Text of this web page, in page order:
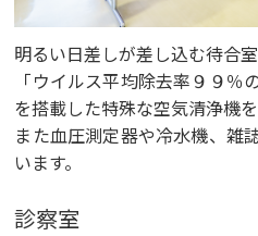
明るい日差しが差し込む待合室
「ウイルス平均除去率９９％
を搭載した特殊な空気清浄機を
また血圧測定器や冷水機、雑
います。
診察室